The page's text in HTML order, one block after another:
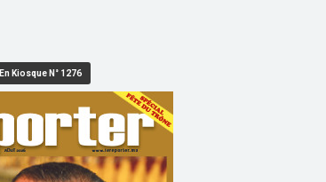
En Kiosque N° 1276